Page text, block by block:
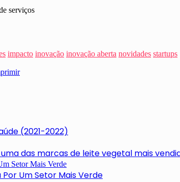
serviços
impacto inovação inovação aberta novidades startups
(2021-2022)
uma das marcas de leite vegetal mais
Um Setor Mais Verde